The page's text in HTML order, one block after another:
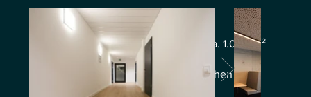
Wir verstehen Ihre Bedürfnisse:
- Flexible Mietflächen von 200 bis ca. 1.000 m²
zusammenhängender Fläche
- Großzügige gemeinschaftliche Flächen im